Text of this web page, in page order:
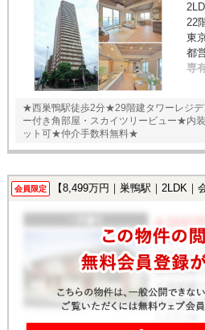
22
東
都
専
★西巣鴨駅徒歩2分★29階建タワーレジ
ー付き角部屋・スカイツリービュー★内
ット可★仲介手数料無料★
会員限定 【8,499万円｜巣鴨駅｜2LDK｜会